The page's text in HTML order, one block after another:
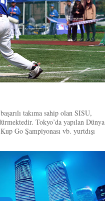
takıma sahip olan SISU,
Tokyo’da yapılan Dünya
Go Şampiyonası vb. yurtdışı
büyük başarılara imza atmıştır.
ve yaymak için beysbol
ile işbirliği içine girmiştir.